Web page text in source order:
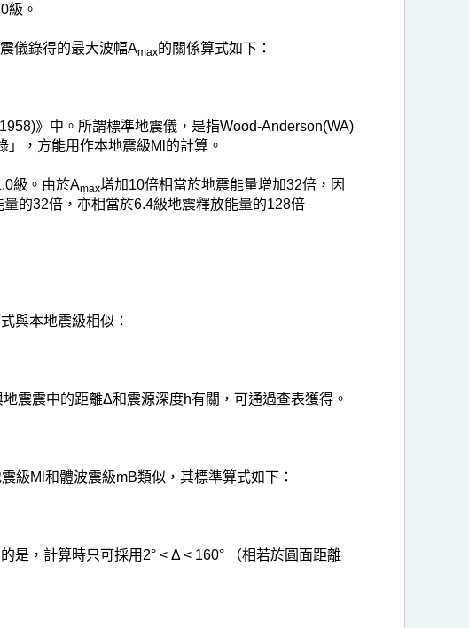
級。
儀錄得的最大波幅Amax的關係算式如下：
》中。所謂標準地震儀，是指Wood-Anderson(WA)
，方能用作本地震級Ml的計算。
級。由於Amax增加10倍相當於地震能量增加32倍，因
的32倍，亦相當於6.4級地震釋放能量的128倍
與本地震級相似：
震震中的距離Δ和震源深度h有關，可通過查表獲得。
級Ml和體波震級mB類似，其標準算式如下：
，計算時只可採用2° < Δ < 160° （相若於圓面距離